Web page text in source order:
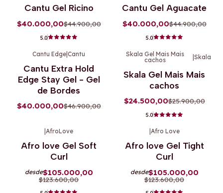
Cantu Gel Ricino
$40.000,00$44.900,00
5.0
Cantu Gel Aguacate
$40.000,00$44.900,00
5.0
Cantu Edge|Cantu
Cantu Extra Hold
Edge Stay Gel - Gel
de Bordes
$40.000,00$46.900,00
OFF
Skala Gel Mais Mais
cachos
|Skala
Skala Gel Mais Mais
cachos
$24.500,00$25.900,00
5.0
AfroLove
Afro love Gel Soft
Curl
desde$105.000,00
$123.600,00
Afro Love
Afro love Gel Tight
Curl
desde$105.000,00
$123.600,00